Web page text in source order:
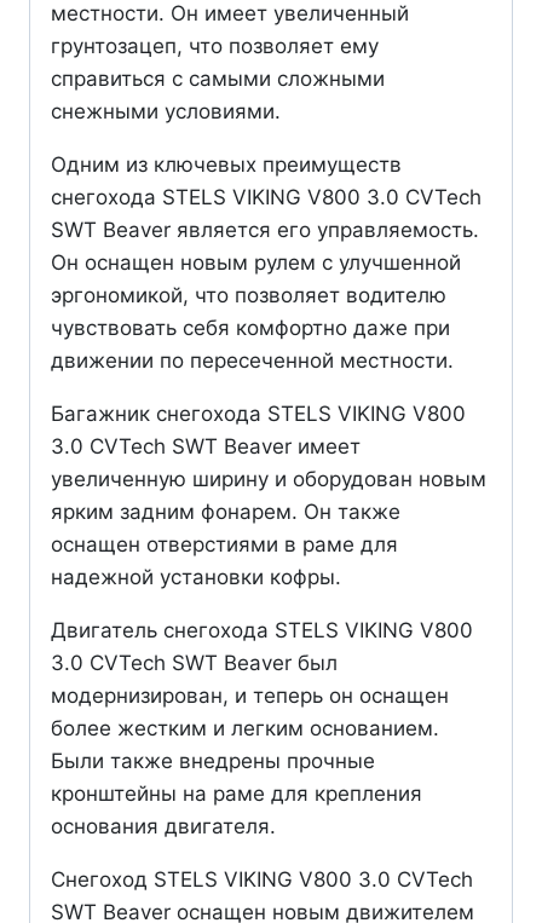
местности. Он имеет увеличенный
грунтозацеп, что позволяет ему
справиться с самыми сложными
снежными условиями.
Одним из ключевых преимуществ
снегохода STELS VIKING V800 3.0 CVTech
SWT Beaver является его управляемость.
Он оснащен новым рулем с улучшенной
эргономикой, что позволяет водителю
чувствовать себя комфортно даже при
движении по пересеченной местности.
Багажник снегохода STELS VIKING V800
3.0 CVTech SWT Beaver имеет
увеличенную ширину и оборудован новым
ярким задним фонарем. Он также
оснащен отверстиями в раме для
надежной установки кофры.
Двигатель снегохода STELS VIKING V800
3.0 CVTech SWT Beaver был
модернизирован, и теперь он оснащен
более жестким и легким основанием.
Были также внедрены прочные
кронштейны на раме для крепления
основания двигателя.
Снегоход STELS VIKING V800 3.0 CVTech
SWT Beaver оснащен новым движителем